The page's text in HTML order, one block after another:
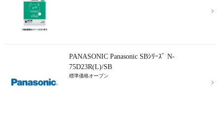
PANASONIC Panasonic SBｼﾘｰｽﾞ N-
75D23R(L)/SB
標準価格オープン